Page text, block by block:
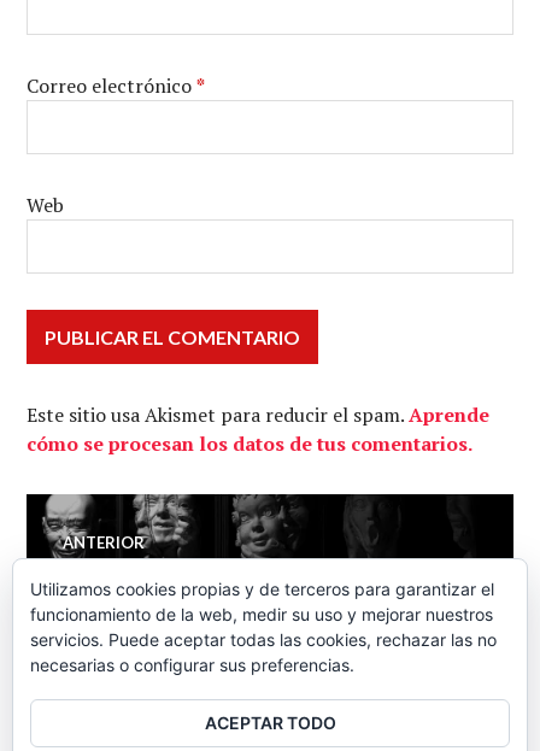
Correo electrónico*
Web
Este sitio usa Akismet para reducir el spam.Aprende
cómo se procesan los datos de tus comentarios.
Navegación
de
entradas
ANTERIOR
Entrada
anterior:
La Europa de los mercaderes
– Economía Directa 16-08-
2013
Utilizamos cookies propias y de terceros para garantizar el
funcionamiento de la web, medir su uso y mejorar nuestros
servicios. Puede aceptar todas las cookies, rechazar las no
necesarias o configurar sus preferencias.
ACEPTAR TODO